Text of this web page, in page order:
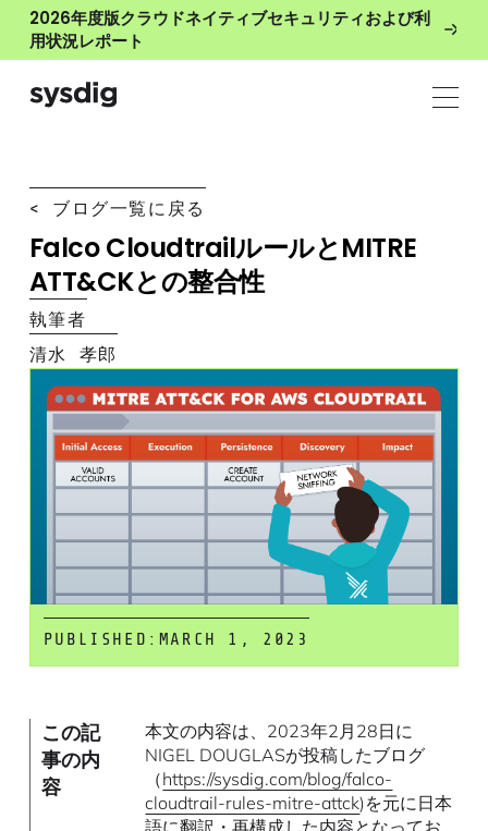
2026年度版クラウドネイティブセキュリティおよび利
用状況レポート
< ブログ一覧に戻る
Falco CloudtrailルールとMITRE
ATT&CKとの整合性
執筆者
清水 孝郎
PUBLISHED: MARCH 1, 2023
この記
事の内
容
本文の内容は、2023年2月28日に
NIGEL DOUGLASが投稿したブログ
（https://sysdig.com/blog/falco-
cloudtrail-rules-mitre-attck)を元に日本
語に翻訳・再構成した内容となってお